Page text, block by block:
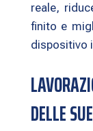
reale,
finito e
dispositivo
DELLE